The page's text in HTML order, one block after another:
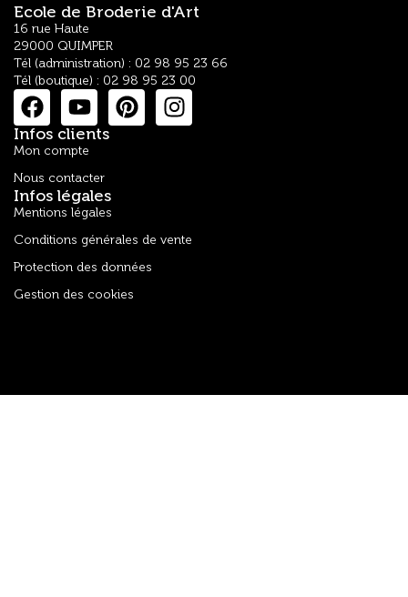
Ecole de Broderie d'Art
16 rue Haute
29000 QUIMPER
Tél (administration) : 02 98 95 23 66
Tél (boutique) : 02 98 95 23 00
Infos clients
Mon compte
Nous contacter
Infos légales
Mentions légales
Conditions générales de vente
Protection des données
Gestion des cookies